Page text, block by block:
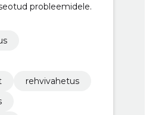
probleemidele.
rehvivahetus